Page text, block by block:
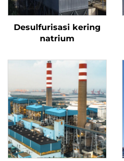
Desulfurisasi kering
natrium